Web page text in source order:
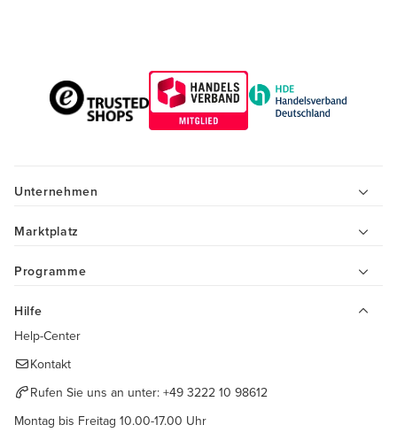
Unternehmen
Marktplatz
Programme
Hilfe
Help-Center
Kontakt
Rufen Sie uns an unter: +49 3222 10 98612
Montag bis Freitag 10.00-17.00 Uhr